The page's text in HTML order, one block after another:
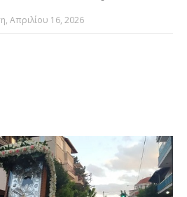
Απριλίου 16, 2026